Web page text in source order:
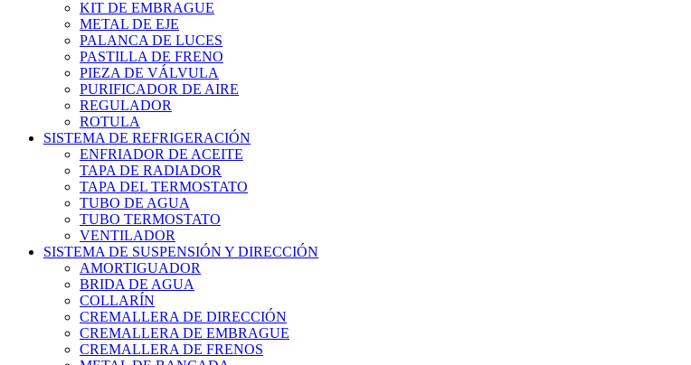
KIT DE EMBRAGUE
METAL DE EJE
PALANCA DE LUCES
PASTILLA DE FRENO
PIEZA DE VÁLVULA
PURIFICADOR DE AIRE
REGULADOR
ROTULA
SISTEMA DE REFRIGERACIÓN
ENFRIADOR DE ACEITE
TAPA DE RADIADOR
TAPA DEL TERMOSTATO
TUBO DE AGUA
TUBO TERMOSTATO
VENTILADOR
SISTEMA DE SUSPENSIÓN Y DIRECCIÓN
AMORTIGUADOR
BRIDA DE AGUA
COLLARÍN
CREMALLERA DE DIRECCIÓN
CREMALLERA DE EMBRAGUE
CREMALLERA DE FRENOS